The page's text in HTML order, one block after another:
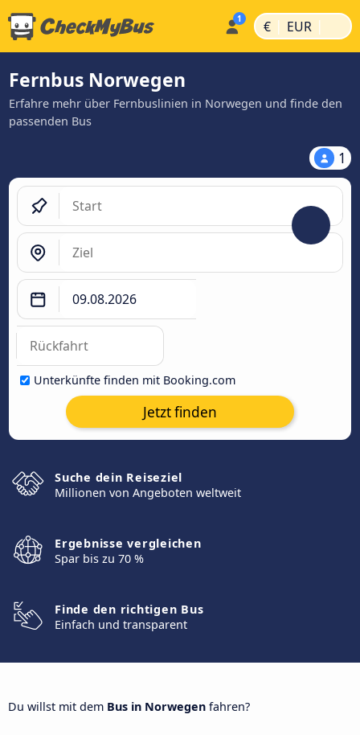
€ | EUR |
Fernbus Norwegen
Erfahre mehr über Fernbuslinien in Norwegen und finde den
passenden Bus
1
Unterkünfte finden mit Booking.com
Jetzt finden
Suche dein Reiseziel
Millionen von Angeboten weltweit
Ergebnisse vergleichen
Spar bis zu 70 %
Finde den richtigen Bus
Einfach und transparent
Du willst mit dem Bus in Norwegen fahren?